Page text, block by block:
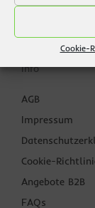
Cookie-
Info
AGB
Impressum
Cookie-
Angebote B2B
FAQs